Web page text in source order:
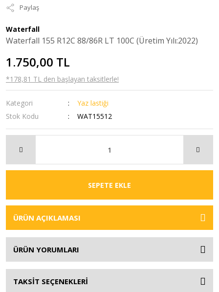
Paylaş
Waterfall
Waterfall 155 R12C 88/86R LT 100C (Üretim Yılı:2022)
1.750,00 TL
*178,81 TL den başlayan taksitlerle!
Kategori
Yaz lastiği
Stok Kodu
WAT15512
SEPETE EKLE
ÜRÜN AÇIKLAMASI
ÜRÜN YORUMLARI
TAKSİT SEÇENEKLERİ